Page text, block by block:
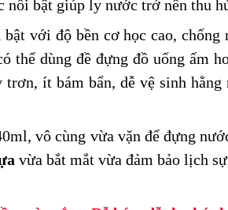
nổi bật giúp ly nước trở nên thu
bật với độ bền cơ học cao,
thể dùng đề đựng đồ uống ấm
ít bám bẩn, dễ vệ sinh
vô cùng vừa vặn để đựng
vừa bắt mắt vừa đảm bảo lịch